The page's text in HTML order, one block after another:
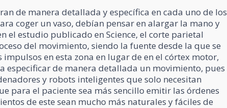
de manera detallada y específica en cada uno de los
coger un vaso, debían pensar en alargar la mano y
el estudio publicado en Science, el corte parietal
del movimiento, siendo la fuente desde la que se
en esta zona en lugar de en el córtex motor,
especificar de manera detallada un movimiento, pues
y robots inteligentes que solo necesitan
para el paciente sea más sencillo emitir las órdenes
de este sean mucho más naturales y fáciles de